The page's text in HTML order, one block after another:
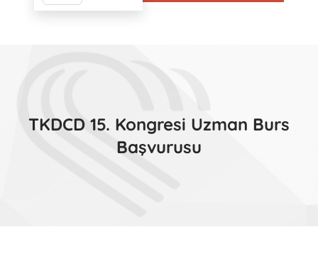
TKDCD 15. Kongresi Uzman Burs
Başvurusu